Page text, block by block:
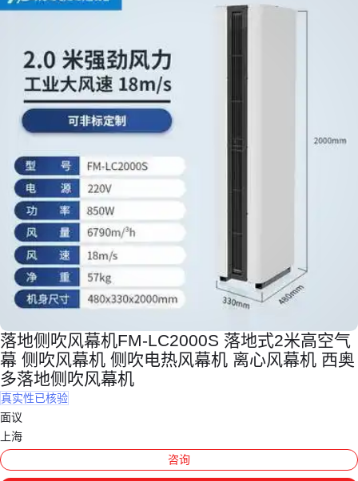
落地侧吹风幕机FM-LC2000S 落地式2米高空气
幕 侧吹风幕机 侧吹电热风幕机 离心风幕机 西奥
多落地侧吹风幕机
真实性已核验
面议
上海
咨询